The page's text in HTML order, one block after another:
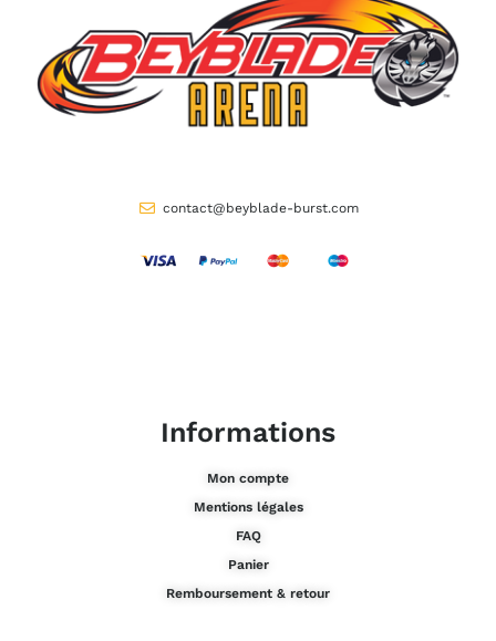
contact@beyblade-burst.com
Informations
Mon compte
Mentions légales
FAQ
Panier
Remboursement & retour